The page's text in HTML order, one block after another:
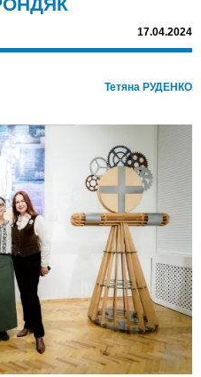
17.04.2024
Тетяна РУДЕНКО